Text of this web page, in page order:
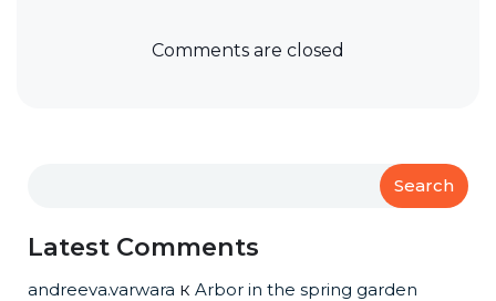
Comments are closed
Search
Latest Comments
andreeva.varwara к Arbor in the spring garden